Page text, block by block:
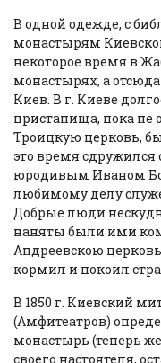
В одной одежде, с
монастырям
некоторое время в
монастырях, а
Киев. В г. Киеве
пристанища, пока не
Троицкую церковь,
это время сдружился
юродивым Иваном
любимому делу
Добрые люди
наняты были ими
Андреевскою
кормил и покоил
В 1850 г. Киевский
(Амфитеатров)
монастырь (теперь
своего настоятеля,